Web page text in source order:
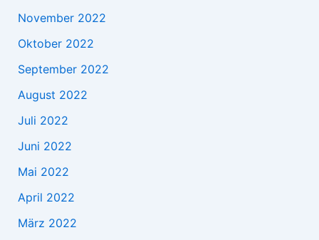
November 2022
Oktober 2022
September 2022
August 2022
Juli 2022
Juni 2022
Mai 2022
April 2022
März 2022